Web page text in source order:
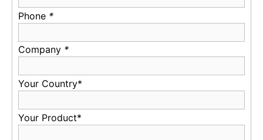
Phone *
Company *
Your Country*
Your Product*